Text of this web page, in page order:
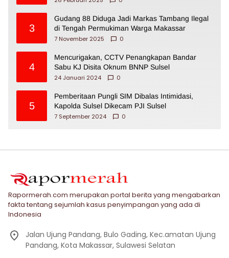
3
Gudang 88 Diduga Jadi Markas Tambang Ilegal
di Tengah Permukiman Warga Makassar
7 November 2025
0
4
Mencurigakan, CCTV Penangkapan Bandar
Sabu KJ Disita Oknum BNNP Sulsel
24 Januari 2024
0
5
Pemberitaan Pungli SIM Dibalas Intimidasi,
Kapolda Sulsel Dikecam PJI Sulsel
7 September 2024
0
Rapormerah.com merupakan portal berita yang mengabarkan
fakta tentang sejumlah kasus penyimpangan yang ada di
Indonesia
Jalan Ujung Pandang, Bulo Gading, Kec.amatan Ujung
Pandang, Kota Makassar, Sulawesi Selatan